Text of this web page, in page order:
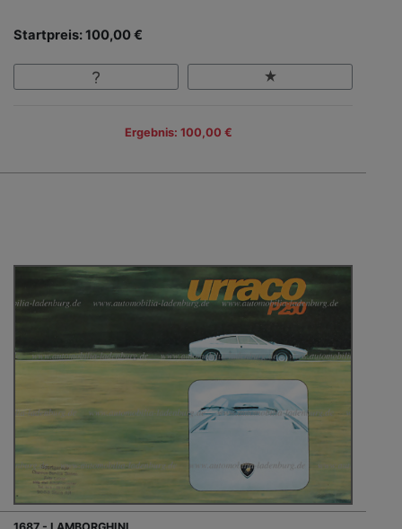
Startpreis: 100,00 €
Ergebnis: 100,00 €